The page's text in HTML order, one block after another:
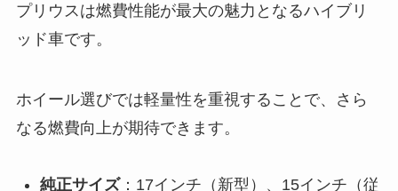
プリウスは燃費性能が最大の魅力となるハイブリ
ッド車です。
ホイール選びでは軽量性を重視することで、さら
なる燃費向上が期待できます。
純正サイズ：17インチ（新型）、15インチ（従